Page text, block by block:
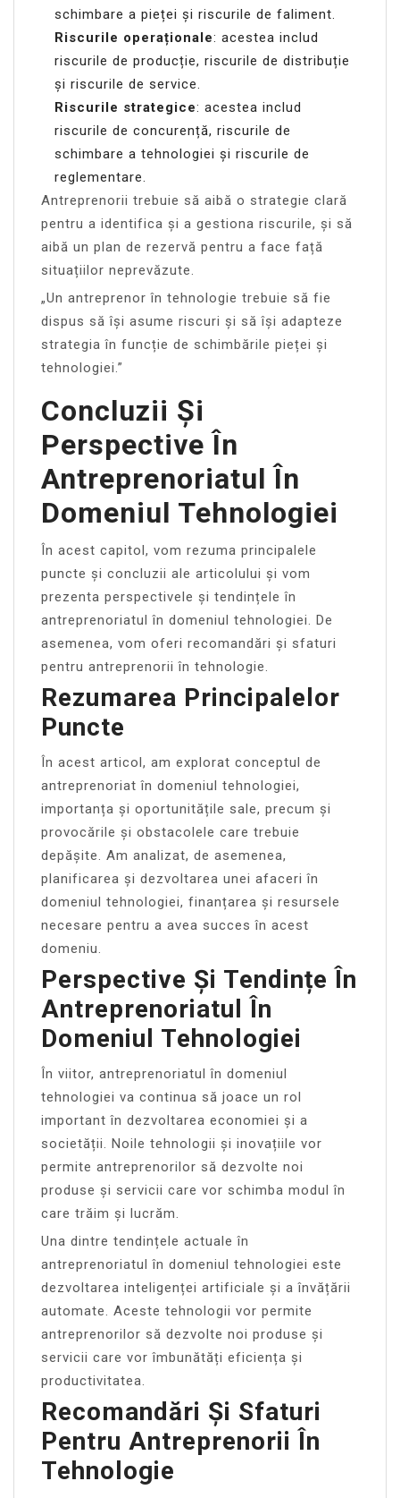
schimbare a pieței și riscurile de faliment.
Riscurile operaționale: acestea includ
riscurile de producție, riscurile de distribuție
și riscurile de service.
Riscurile strategice: acestea includ
riscurile de concurență, riscurile de
schimbare a tehnologiei și riscurile de
reglementare.
Antreprenorii trebuie să aibă o strategie clară
pentru a identifica și a gestiona riscurile, și să
aibă un plan de rezervă pentru a face față
situațiilor neprevăzute.
„Un antreprenor în tehnologie trebuie să fie
dispus să își asume riscuri și să își adapteze
strategia în funcție de schimbările pieței și
tehnologiei.”
Concluzii Și
Perspective În
Antreprenoriatul În
Domeniul Tehnologiei
În acest capitol, vom rezuma principalele
puncte și concluzii ale articolului și vom
prezenta perspectivele și tendințele în
antreprenoriatul în domeniul tehnologiei. De
asemenea, vom oferi recomandări și sfaturi
pentru antreprenorii în tehnologie.
Rezumarea Principalelor
Puncte
În acest articol, am explorat conceptul de
antreprenoriat în domeniul tehnologiei,
importanța și oportunitățile sale, precum și
provocările și obstacolele care trebuie
depășite. Am analizat, de asemenea,
planificarea și dezvoltarea unei afaceri în
domeniul tehnologiei, finanțarea și resursele
necesare pentru a avea succes în acest
domeniu.
Perspective Și Tendințe În
Antreprenoriatul În
Domeniul Tehnologiei
În viitor, antreprenoriatul în domeniul
tehnologiei va continua să joace un rol
important în dezvoltarea economiei și a
societății. Noile tehnologii și inovațiile vor
permite antreprenorilor să dezvolte noi
produse și servicii care vor schimba modul în
care trăim și lucrăm.
Una dintre tendințele actuale în
antreprenoriatul în domeniul tehnologiei este
dezvoltarea inteligenței artificiale și a învățării
automate. Aceste tehnologii vor permite
antreprenorilor să dezvolte noi produse și
servicii care vor îmbunătăți eficiența și
productivitatea.
Recomandări Și Sfaturi
Pentru Antreprenorii În
Tehnologie